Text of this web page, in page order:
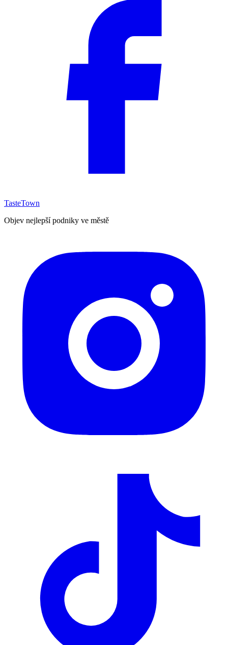
TasteTown
Objev nejlepší podniky ve městě